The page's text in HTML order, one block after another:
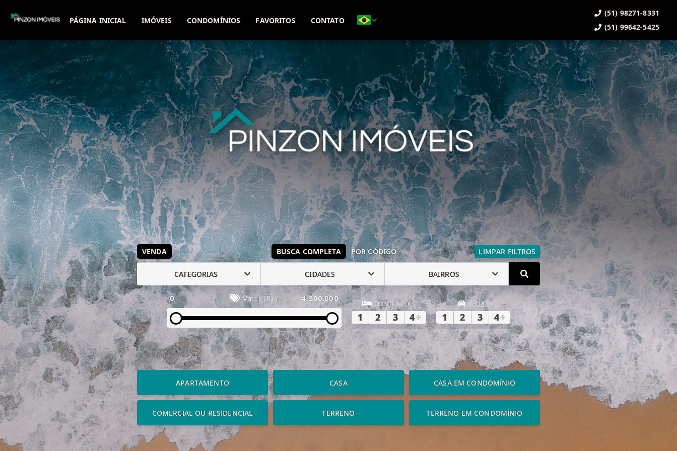
(51) 98271-8331 (51) 99642-5425
PÁGINA INICIAL IMÓVEIS CONDOMÍNIOS FAVORITOS CONTATO
(51) 98271-8331
(51) 99642-5425
VENDA BUSCA COMPLETA POR CÓDIGO LIMPAR FILTROS
CATEGORIAS CIDADES BAIRROS
0 Valor (R$) 4.500.000 Dormitórios
1 2 3 4+
Vagas
1 2 3 4+
APARTAMENTO CASA CASA EM CONDOMÍNIO
COMERCIAL OU RESIDENCIAL TERRENO TERRENO EM CONDOMÍNIO